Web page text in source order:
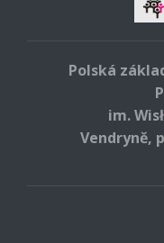
Polská
im.
Vendryně,